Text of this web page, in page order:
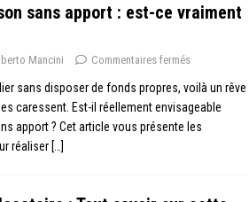
sans apport : est-ce vraiment
Mancini Commentaires fermés
sans disposer de fonds propres, voilà un rêve
caressent. Est-il réellement envisageable
apport ? Cet article vous présente les
réaliser […]